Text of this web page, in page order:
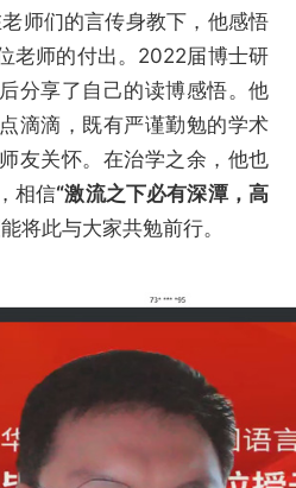
老师们的言传身教下，他感悟
老师的付出。2022届博士研
分享了自己的读博感悟。他
滴滴，既有严谨勤勉的学术
友关怀。在治学之余，他也
相信“激流之下必有深潭，高
能将此与大家共勉前行。